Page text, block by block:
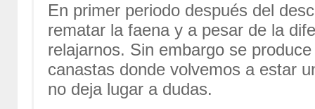
En primer periodo después del
rematar la faena y a pesar de la
relajarnos. Sin embargo se
canastas donde volvemos a estar
no deja lugar a dudas.